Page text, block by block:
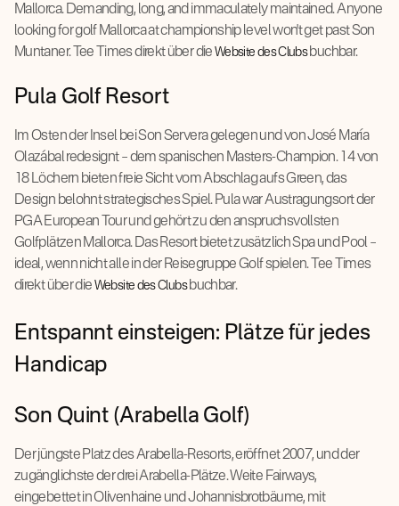
Mallorca. Demanding, long, and immaculately maintained. Anyone
looking for golf Mallorca at championship level won't get past Son
Muntaner. Tee Times direkt über die Website des Clubsbuchbar.
Pula Golf Resort
Im Osten der Insel bei Son Servera gelegen und von José María
Olazábal redesignt – dem spanischen Masters-Champion. 14 von
18 Löchern bieten freie Sicht vom Abschlag aufs Green, das
Design belohnt strategisches Spiel. Pula war Austragungsort der
PGA European Tour und gehört zu den anspruchsvollsten
Golfplätzen Mallorca. Das Resort bietet zusätzlich Spa und Pool –
ideal, wenn nicht alle in der Reisegruppe Golf spielen. Tee Times
direkt über die Website des Clubsbuchbar.
Entspannt einsteigen: Plätze für jedes
Handicap
Son Quint (Arabella Golf)
Der jüngste Platz des Arabella-Resorts, eröffnet 2007, und der
zugänglichste der drei Arabella-Plätze. Weite Fairways,
eingebettet in Olivenhaine und Johannisbrotbäume, mit